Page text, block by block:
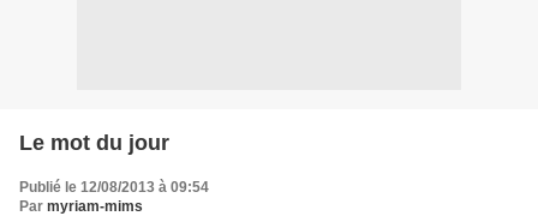
Le mot du jour
Publié le 12/08/2013 à 09:54
Par myriam-mims